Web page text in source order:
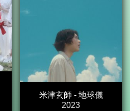
米津玄師 - 地球儀
2023